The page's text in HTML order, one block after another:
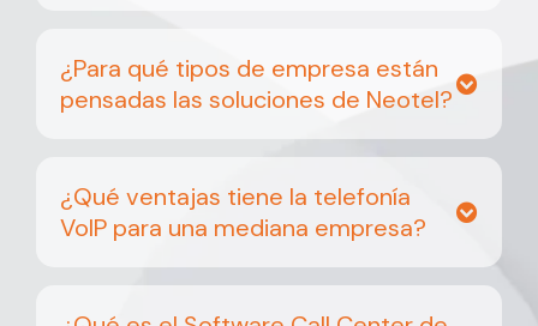
¿Para qué tipos de empresa están
pensadas las soluciones de Neotel?
¿Qué ventajas tiene la telefonía
VoIP para una mediana empresa?